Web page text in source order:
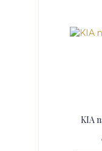
KIA